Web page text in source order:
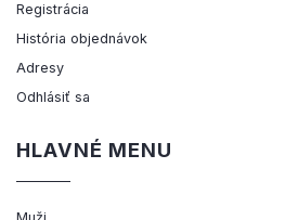
Registrácia
História objednávok
Adresy
Odhlásiť sa
HLAVNÉ MENU